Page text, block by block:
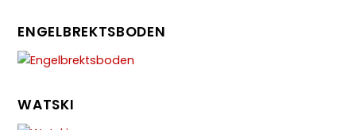
ENGELBREKTSBODEN
WATSKI